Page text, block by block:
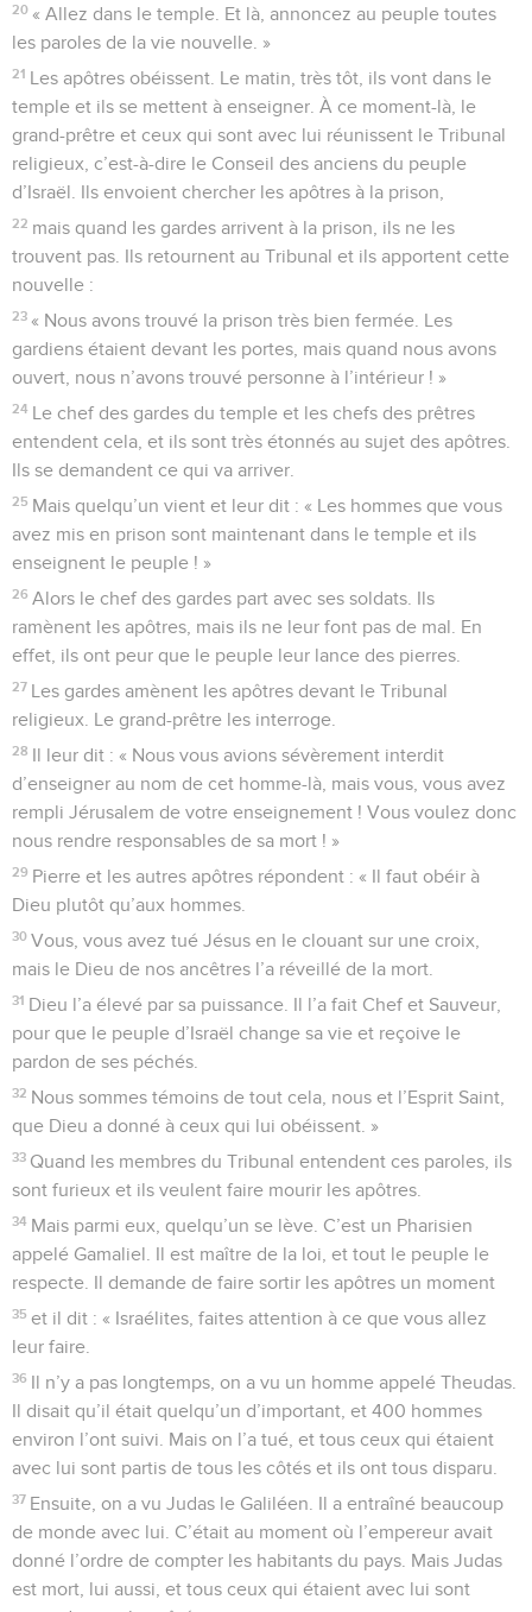
20 « Allez dans le temple. Et là, annoncez au peuple toutes
les paroles de la vie nouvelle. »
21 Les apôtres obéissent. Le matin, très tôt, ils vont dans le
temple et ils se mettent à enseigner. À ce moment-là, le
grand-prêtre et ceux qui sont avec lui réunissent le Tribunal
religieux, c’est-à-dire le Conseil des anciens du peuple
d’Israël. Ils envoient chercher les apôtres à la prison,
22 mais quand les gardes arrivent à la prison, ils ne les
trouvent pas. Ils retournent au Tribunal et ils apportent cette
nouvelle :
23 « Nous avons trouvé la prison très bien fermée. Les
gardiens étaient devant les portes, mais quand nous avons
ouvert, nous n’avons trouvé personne à l’intérieur ! »
24 Le chef des gardes du temple et les chefs des prêtres
entendent cela, et ils sont très étonnés au sujet des apôtres.
Ils se demandent ce qui va arriver.
25 Mais quelqu’un vient et leur dit : « Les hommes que vous
avez mis en prison sont maintenant dans le temple et ils
enseignent le peuple ! »
26 Alors le chef des gardes part avec ses soldats. Ils
ramènent les apôtres, mais ils ne leur font pas de mal. En
effet, ils ont peur que le peuple leur lance des pierres.
27 Les gardes amènent les apôtres devant le Tribunal
religieux. Le grand-prêtre les interroge.
28 Il leur dit : « Nous vous avions sévèrement interdit
d’enseigner au nom de cet homme-là, mais vous, vous avez
rempli Jérusalem de votre enseignement ! Vous voulez donc
nous rendre responsables de sa mort ! »
29 Pierre et les autres apôtres répondent : « Il faut obéir à
Dieu plutôt qu’aux hommes.
30 Vous, vous avez tué Jésus en le clouant sur une croix,
mais le Dieu de nos ancêtres l’a réveillé de la mort.
31 Dieu l’a élevé par sa puissance. Il l’a fait Chef et Sauveur,
pour que le peuple d’Israël change sa vie et reçoive le
pardon de ses péchés.
32 Nous sommes témoins de tout cela, nous et l’Esprit Saint,
que Dieu a donné à ceux qui lui obéissent. »
33 Quand les membres du Tribunal entendent ces paroles, ils
sont furieux et ils veulent faire mourir les apôtres.
34 Mais parmi eux, quelqu’un se lève. C’est un Pharisien
appelé Gamaliel. Il est maître de la loi, et tout le peuple le
respecte. Il demande de faire sortir les apôtres un moment
35 et il dit : « Israélites, faites attention à ce que vous allez
leur faire.
36 Il n’y a pas longtemps, on a vu un homme appelé Theudas.
Il disait qu’il était quelqu’un d’important, et 400 hommes
environ l’ont suivi. Mais on l’a tué, et tous ceux qui étaient
avec lui sont partis de tous les côtés et ils ont tous disparu.
37 Ensuite, on a vu Judas le Galiléen. Il a entraîné beaucoup
de monde avec lui. C’était au moment où l’empereur avait
donné l’ordre de compter les habitants du pays. Mais Judas
est mort, lui aussi, et tous ceux qui étaient avec lui sont